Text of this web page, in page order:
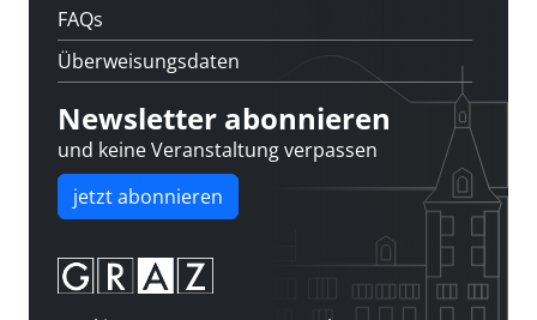
FAQs
Überweisungsdaten
Newsletter abonnieren
und keine Veranstaltung verpassen
jetzt abonnieren